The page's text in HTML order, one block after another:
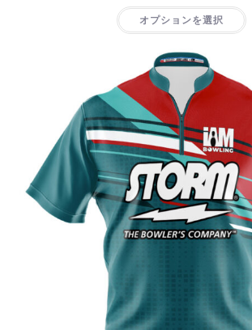
オプションを選択